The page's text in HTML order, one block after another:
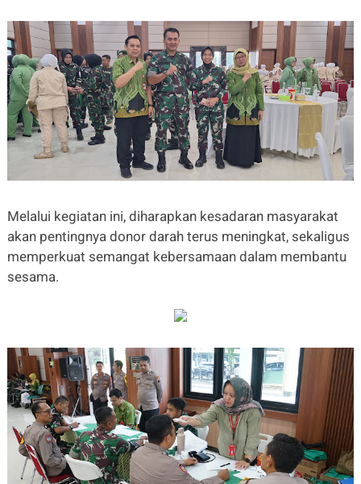
Melalui kegiatan ini, diharapkan kesadaran masyarakat
akan pentingnya donor darah terus meningkat, sekaligus
memperkuat semangat kebersamaan dalam membantu
sesama.